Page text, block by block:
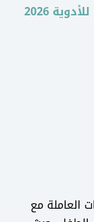
تكريم جمعية التحدي لشركة سبأ فارما للأدوية 2026
العاملة مع